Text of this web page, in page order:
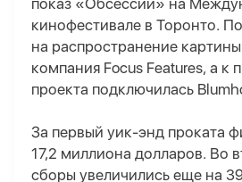
показ «Обсессии» на
кинофестивале в Торонто.
на распространение
компания Focus Features, а
проекта подключилась
За первый уик-энд проката
17,2 миллиона долларов. Во
сборы увеличились еще на